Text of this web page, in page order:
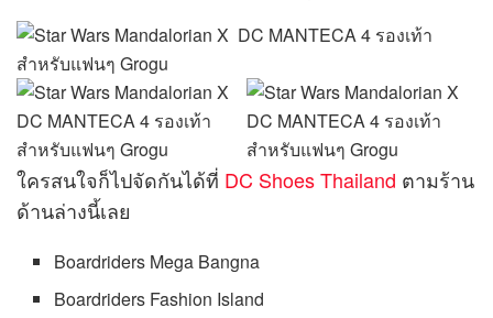
ใครสนใจก็ไปจัดกันได้ที่DC Shoes Thailandตามร้าน
ด้านล่างนี้เลย
Boardriders Mega Bangna
Boardriders Fashion Island
DC PHUKET JUNGCEYLON
DC Central Ladprao
DC Central Pinklao
DC Siam Paragon